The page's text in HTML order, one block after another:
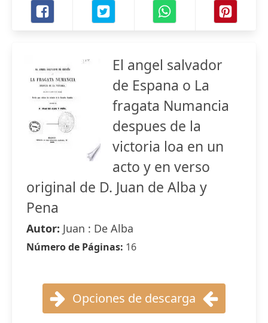
El angel salvador
de Espana o La
fragata Numancia
despues de la
victoria loa en un
acto y en verso
original de D. Juan de Alba y
Pena
Autor: Juan : De Alba
Número de Páginas: 16
Opciones de descarga